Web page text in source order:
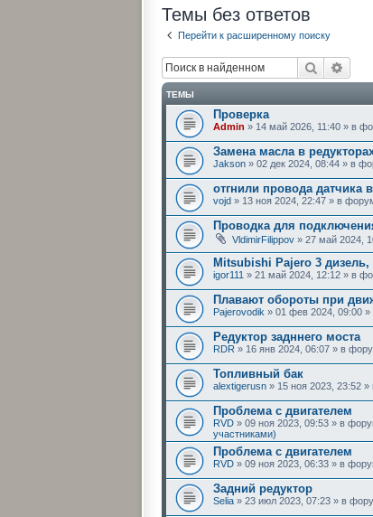
Темы без ответов
Перейти к расширенному поиску
Поиск
ТЕМЫ
Проверка
Admin » 14 май 2026, 11:40 » в
Замена масла в
Jakson » 02 дек 2024, 08:44 » в
отгнили провода датчика
vojd » 13 ноя 2024, 22:47 » в
Проводка для
VldimirFilippov » 27 май 2024,
Mitsubishi Pajero 3 дизель,
igor111 » 21 май 2024, 12:12 » в
Плавают обороты при
Pajerovodik » 01 фев 2024, 09:00
Редуктор задннего моста
RDR » 16 янв 2024, 06:07 » в
Топливный бак
alextigerusn » 15 ноя 2023, 23:52
Проблема с двигателем
RVD » 09 ноя 2023, 09:53 » в
участниками)
Проблема с двигателем
RVD » 09 ноя 2023, 06:33 » в
Задний редуктор
Selia » 23 июл 2023, 07:23 » в